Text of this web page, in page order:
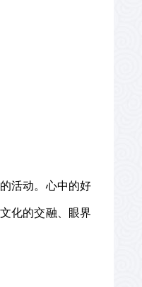
活动。心中的好
化的交融、眼界